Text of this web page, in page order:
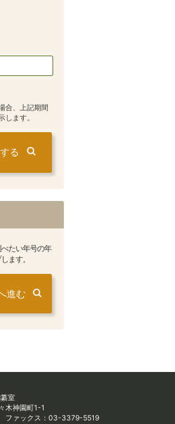
合、上記期間
します。
たい年号の年
ます。
進む
室
木神園町1-1
ァックス：03-3379-5519